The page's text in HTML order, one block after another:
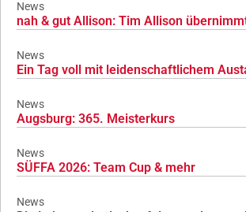
News
nah & gut Allison: Tim Allison
News
Ein Tag voll mit leidenschaftlichem
News
Augsburg: 365. Meisterkurs
News
SÜFFA 2026: Team Cup & mehr
News